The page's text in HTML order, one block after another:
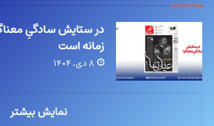
در ستایش سادگیِ
زمانه است
۸ دی, ۱۴۰۴
نمایش بیشتر